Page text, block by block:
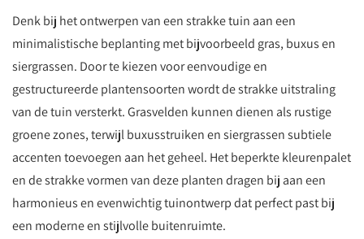
Denk bij het ontwerpen van een strakke tuin aan een
minimalistische beplanting met bijvoorbeeld gras, buxus en
siergrassen. Door te kiezen voor eenvoudige en
gestructureerde plantensoorten wordt de strakke uitstraling
van de tuin versterkt. Grasvelden kunnen dienen als rustige
groene zones, terwijl buxusstruiken en siergrassen subtiele
accenten toevoegen aan het geheel. Het beperkte kleurenpalet
en de strakke vormen van deze planten dragen bij aan een
harmonieus en evenwichtig tuinontwerp dat perfect past bij
een moderne en stijlvolle buitenruimte.